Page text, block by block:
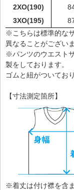
2XO(190)
3XO(195)
※こちらは標準的な
異なることがござい
※パンツのウエスト
製をしております。
ゴムと紐がついてお
【寸法測定箇所】
※着丈は付け襟を含